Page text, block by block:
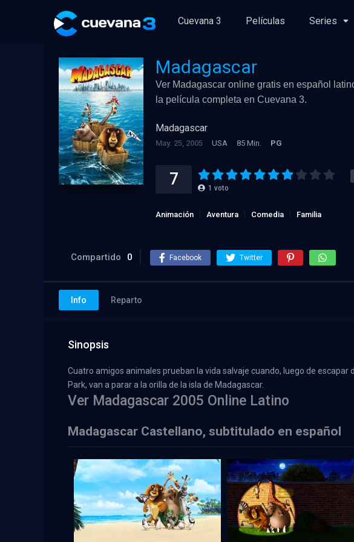
Cuevana 3 Películas Series
Madagascar
Ver Madagascar online gratis en español
la película completa en Cuevana 3.
Madagascar
May. 25, 2005 USA 85 Min. PG
7 1 voto
Animación Aventura Comedia Familia
Compartido 0 Facebook Twitter
Info Reparto
Sinopsis
Cuatro amigos animales prueban la vida salvaje cuando, luego de escapar
Park, van a parar a la orilla de la isla de Madagascar.
Ver Madagascar 2005 Online Latino
Madagascar Castellano, subtitulado en español